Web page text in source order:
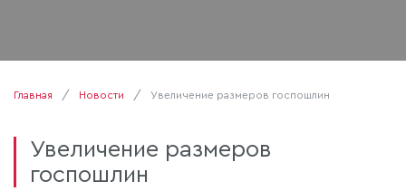
Главная Новости Увеличение размеров госпошлин
Увеличение размеров
госпошлин